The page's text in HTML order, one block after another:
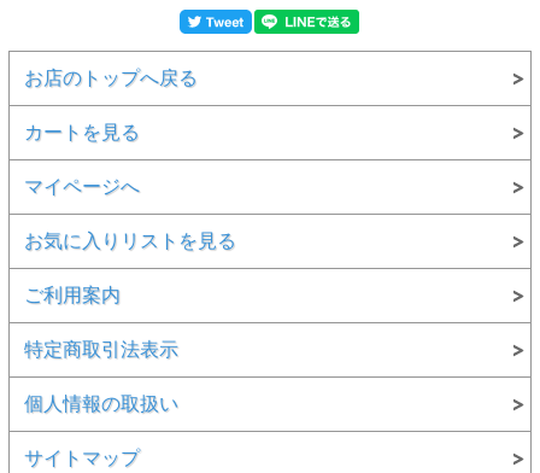
お店のトップへ戻る
カートを見る
マイページへ
お気に入りリストを見る
ご利用案内
特定商取引法表示
個人情報の取扱い
サイトマップ